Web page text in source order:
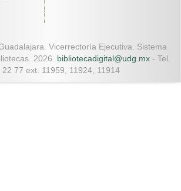
Vicerrectoría Ejecutiva. Sistema
2026. bibliotecadigital@udg.mx - Tel.
22 77 ext. 11959, 11924, 11914